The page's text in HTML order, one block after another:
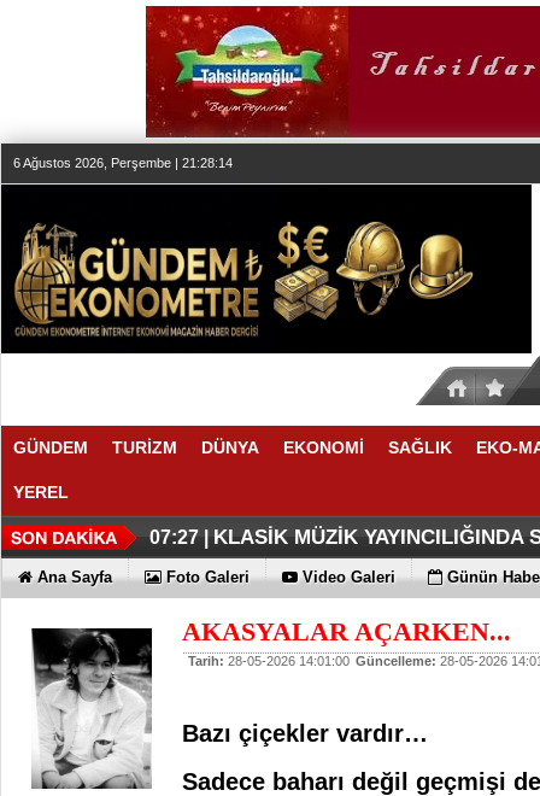
6 Ağustos 2026, Perşembe | 21:28:14
GÜNDEM TURİZM DÜNYA EKONOMİ SAĞLIK EKO-
YEREL
20:24 |SESİN HAFIZASI ANKARA'DA
20:19 |FAIRMONT QUASAR
07:27 | KLASİK MÜZİK YAYINCILIĞINDA
07:17 |DÜZENLEMEYİ
07:12 |ERKEN TEŞHİS FITIKTA DA
06:33 |KAYIP RAKAMLARI BİLE
06:28 |EN İYİLER DEĞİL EN UYGUNLAR
06:23 |KOÇ GİBİ YATIRIM YAPTILAR
06:17 |DÖRT ŞİRKET DAHA!!!
06:13 |FUJİTSU'DAN YENİ RENK
Ana Sayfa Foto Galeri Video Galeri Günün
AKASYALAR AÇARKEN...
Tarih: 28-05-2026 14:01:00 Güncelleme: 28-05-2026
Bazı çiçekler vardır…
Sadece baharı değil geçmişi